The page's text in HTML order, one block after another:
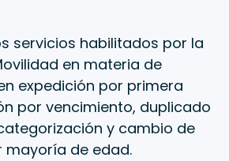
servicios habilitados por la
en materia de
expedición por primera
por vencimiento, duplicado
y cambio de
de edad.